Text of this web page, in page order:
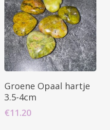
Toevoegen Aan
Winkelwagen
Groene Opaal hartje
3.5-4cm
€11.20